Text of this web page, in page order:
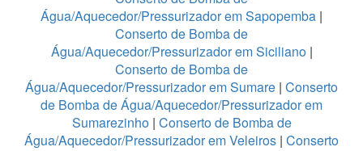
Água/Aquecedor/Pressurizador em Sapopemba |
Conserto de Bomba de
Água/Aquecedor/Pressurizador em Siciliano|
Conserto de Bomba de
Água/Aquecedor/Pressurizador em Sumare | Conserto
de Bomba de Água/Aquecedor/Pressurizador em
Sumarezinho| Conserto de Bomba de
Água/Aquecedor/Pressurizador em Veleiros | Conserto